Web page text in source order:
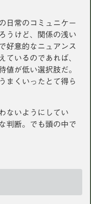
日常のコミュニケー
うけど、関係の浅い
好意的なニュアンス
ているのであれば、
値が低い選択肢だ。
まくいったとて得ら
ないようにしてい
判断。でも頭の中で